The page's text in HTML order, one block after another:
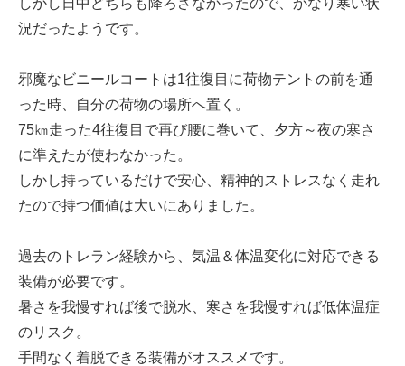
しかし日中どちらも降ろさなかったので、かなり寒い状
況だったようです。
邪魔なビニールコートは1往復目に荷物テントの前を通
った時、自分の荷物の場所へ置く。
75㎞走った4往復目で再び腰に巻いて、夕方～夜の寒さ
に準えたが使わなかった。
しかし持っているだけで安心、精神的ストレスなく走れ
たので持つ価値は大いにありました。
過去のトレラン経験から、気温＆体温変化に対応できる
装備が必要です。
暑さを我慢すれば後で脱水、寒さを我慢すれば低体温症
のリスク。
手間なく着脱できる装備がオススメです。